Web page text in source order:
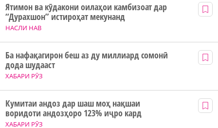
НАСЛИ НАВ
Ятимон ва кӯдакони оилаҳои камбизоат дар
“Дурахшон” истироҳат мекунанд
ХАБАРИ РӮЗ
Ба нафақагирон беш аз ду миллиард сомонӣ
дода шудааст
ХАБАРИ РӮЗ
Кумитаи андоз дар шаш моҳ нақшаи
воридоти андозҳоро 123% иҷро кард